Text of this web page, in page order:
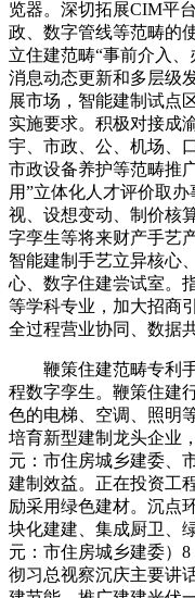
览器。深切拓展CIM平
政、数字管线等范畴的
立住建范畴“事前介入
消息动态更新和多层级
展市场，智能建制试点
实施要求。积极对接成
宇、市政、公、机场、
市政设备养护等范畴推
用”立体化人才评价取
视、设想变动、制价核
字孪生等将来财产手艺
智能建制手艺立异核心
心、数字住建尝试室。
等学科专业，加大招商
全过程营业协同、数据
鞭策住建范畴专利手
程数字孪生。鞭策住建
色的电梯、空调、照明
培育新型建制龙头企业
元：市住房城乡建委、
建制效益。正在投资工
励采用绿色建材。沉点
块化建建、集成厨卫、
元：市住房城乡建委）
彻习总视察沉庆主要讲